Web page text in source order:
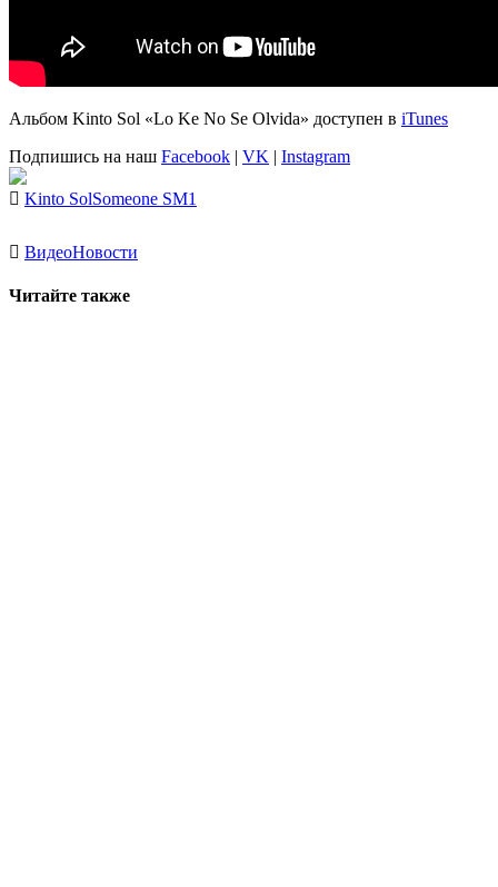
Альбом Kinto Sol «Lo Ke No Se Olvida» доступен в iTunes
Подпишись на наш Facebook | VK | Instagram
Kinto SolSomeone SM1
ВидеоНовости
Читайте также